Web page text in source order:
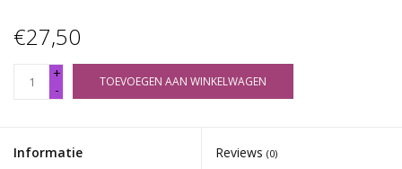
€27,50
+
-
TOEVOEGEN AAN WINKELWAGEN
Informatie Reviews (0)